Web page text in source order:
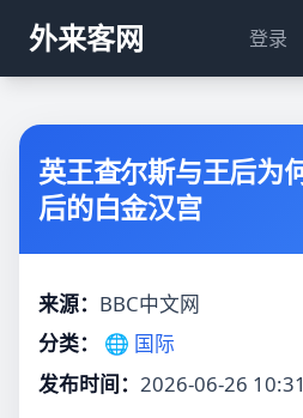
外来客网 登录
英王查尔斯与王后为
后的白金汉宫
来源： BBC中文网
分类：
🌐 国际
发布时间： 2026-06-26